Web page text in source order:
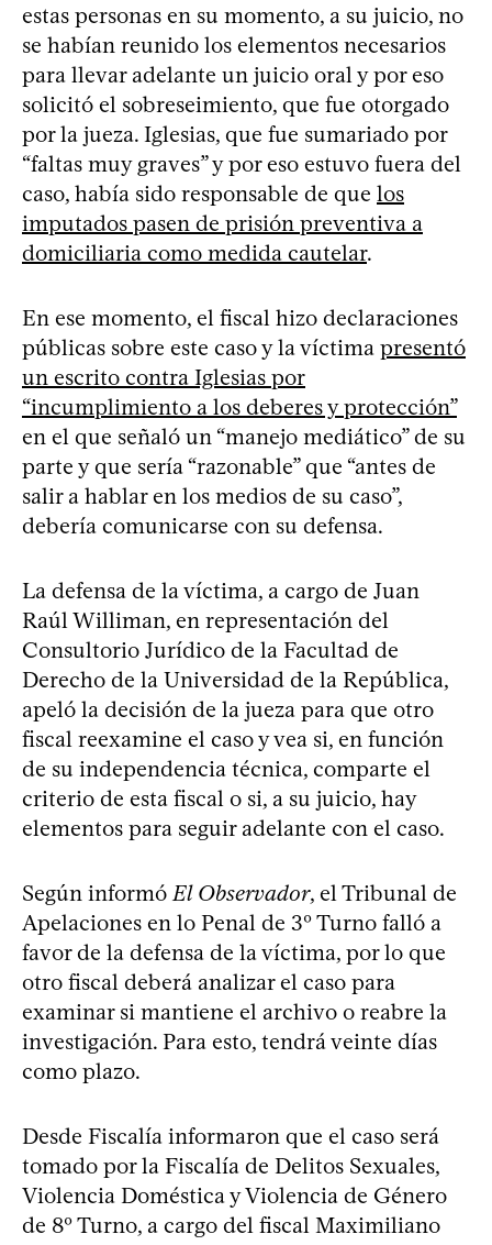
estas personas en su momento, a su juicio, no
se habían reunido los elementos necesarios
para llevar adelante un juicio oral y por eso
solicitó el sobreseimiento, que fue otorgado
por la jueza. Iglesias, que fue sumariado por
“faltas muy graves” y por eso estuvo fuera del
caso, había sido responsable de que los
imputados pasen de prisión preventiva a
domiciliaria como medida cautelar.
En ese momento, el fiscal hizo declaraciones
públicas sobre este caso y la víctima presentó
un escrito contra Iglesias por
“incumplimiento a los deberes y protección”
en el que señaló un “manejo mediático” de su
parte y que sería “razonable” que “antes de
salir a hablar en los medios de su caso”,
debería comunicarse con su defensa.
La defensa de la víctima, a cargo de Juan
Raúl Williman, en representación del
Consultorio Jurídico de la Facultad de
Derecho de la Universidad de la República,
apeló la decisión de la jueza para que otro
fiscal reexamine el caso y vea si, en función
de su independencia técnica, comparte el
criterio de esta fiscal o si, a su juicio, hay
elementos para seguir adelante con el caso.
Según informó El Observador, el Tribunal de
Apelaciones en lo Penal de 3º Turno falló a
favor de la defensa de la víctima, por lo que
otro fiscal deberá analizar el caso para
examinar si mantiene el archivo o reabre la
investigación. Para esto, tendrá veinte días
como plazo.
Desde Fiscalía informaron que el caso será
tomado por la Fiscalía de Delitos Sexuales,
Violencia Doméstica y Violencia de Género
de 8º Turno, a cargo del fiscal Maximiliano